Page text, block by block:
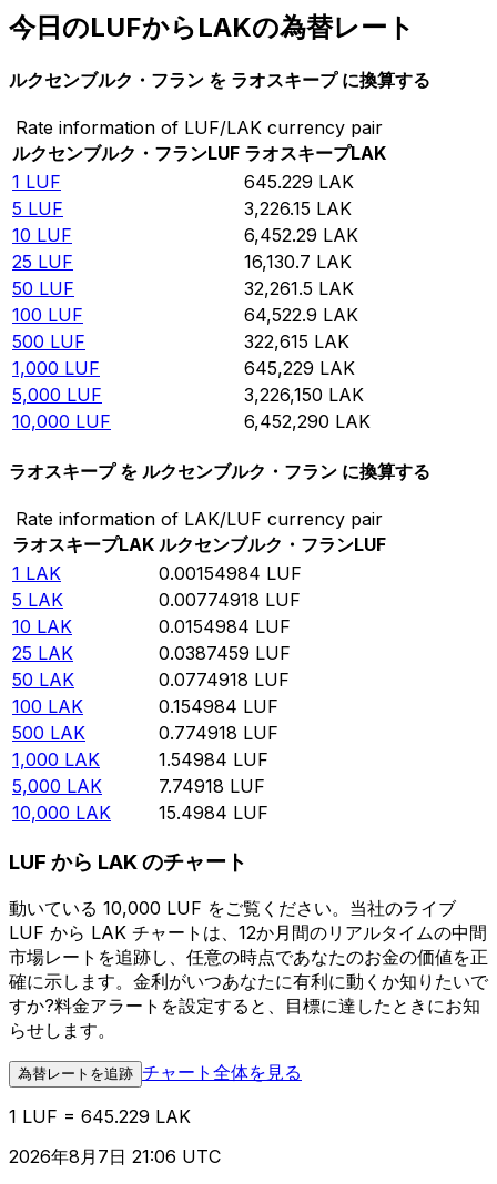
今日のLUFからLAKの為替レート
ルクセンブルク・フラン を ラオスキープ に換算する
Rate information of LUF/LAK currency pair
ルクセンブルク・フランLUF ラオスキープLAK
1 LUF 645.229 LAK
5 LUF 3,226.15 LAK
10 LUF 6,452.29 LAK
25 LUF 16,130.7 LAK
50 LUF 32,261.5 LAK
100 LUF 64,522.9 LAK
500 LUF 322,615 LAK
1,000 LUF 645,229 LAK
5,000 LUF 3,226,150 LAK
10,000 LUF 6,452,290 LAK
ラオスキープ を ルクセンブルク・フラン に換算する
Rate information of LAK/LUF currency pair
ラオスキープLAK ルクセンブルク・フランLUF
1 LAK 0.00154984 LUF
5 LAK 0.00774918 LUF
10 LAK 0.0154984 LUF
25 LAK 0.0387459 LUF
50 LAK 0.0774918 LUF
100 LAK 0.154984 LUF
500 LAK 0.774918 LUF
1,000 LAK 1.54984 LUF
5,000 LAK 7.74918 LUF
10,000 LAK 15.4984 LUF
LUF から LAK のチャート
動いている 10,000 LUF をご覧ください。当社のライブ
LUF から LAK チャートは、12か月間のリアルタイムの中間
市場レートを追跡し、任意の時点であなたのお金の価値を正
確に示します。金利がいつあなたに有利に動くか知りたいで
すか?料金アラートを設定すると、目標に達したときにお知
らせします。
為替レートを追跡 チャート全体を見る
1 LUF = 645.229 LAK
2026年8月7日 21:06 UTC